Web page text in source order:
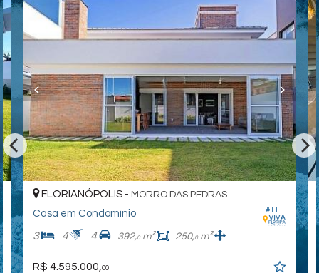
#111
FLORIANÓPOLIS - MORRO DAS PEDRAS
Casa em Condomínio
3 4 4 392,0m² 250,0m²
R$ 4.595.000, 00